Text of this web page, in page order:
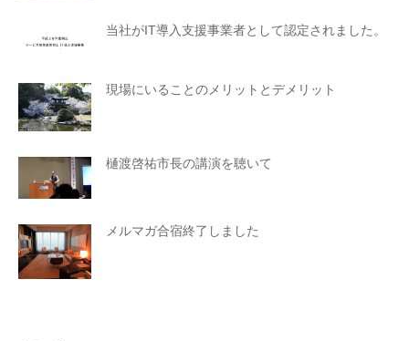
当社がIT導入支援事業者として認定されました。
現場にいることのメリットとデメリット
樋渡啓祐市長の講演を聴いて
メルマガ合宿終了しました